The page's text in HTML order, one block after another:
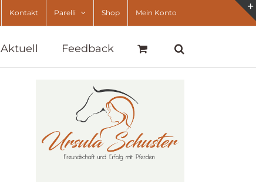
Kontakt Parelli Shop Mein Konto
Aktuell Feedback